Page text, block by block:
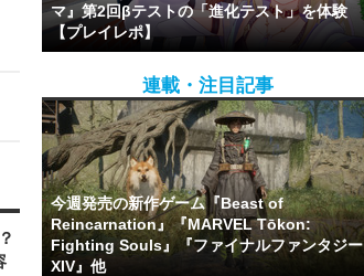
マ』第2回βテストの「進化テスト」を体験
【プレイレポ】
連載・注目記事
今週発売の新作ゲーム『Beast of
Reincarnation』『MARVEL Tōkon:
Fighting Souls』『ファイナルファンタジー
XIV』他